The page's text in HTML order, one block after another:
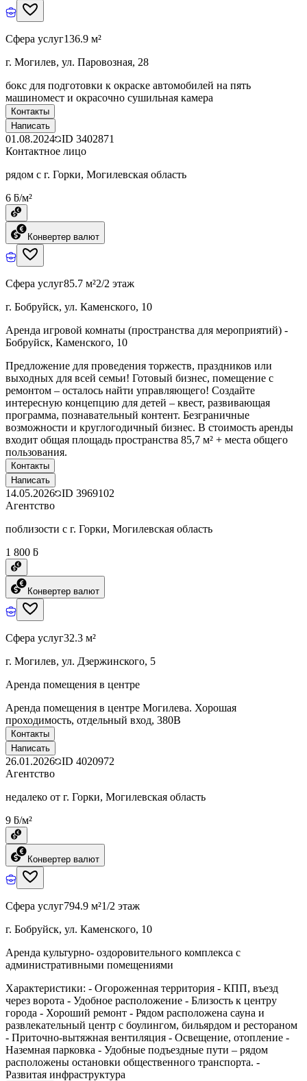
Сфера услуг136.9 м²
г. Могилев, ул. Паровозная, 28
бокс для подготовки к окраске автомобилей на пять
машиномест и окрасочно сушильная камера
Контакты
Написать
01.08.2024 ID 3402871
Контактное лицо
рядом с г. Горки, Могилевская область
6 ƃ/м²
Конвертер валют
Сфера услуг85.7 м²2/2 этаж
г. Бобруйск, ул. Каменского, 10
Аренда игровой комнаты (пространства для мероприятий) -
Бобруйск, Каменского, 10
Предложение для проведения торжеств, праздников или
выходных для всей семьи! Готовый бизнес, помещение с
ремонтом – осталось найти управляющего! Создайте
интересную концепцию для детей – квест, развивающая
программа, познавательный контент. Безграничные
возможности и круглогодичный бизнес. В стоимость аренды
входит общая площадь пространства 85,7 м² + места общего
пользования.
Контакты
Написать
14.05.2026 ID 3969102
Агентство
поблизости с г. Горки, Могилевская область
1 800 ƃ
Конвертер валют
Сфера услуг32.3 м²
г. Могилев, ул. Дзержинского, 5
Аренда помещения в центре
Аренда помещения в центре Могилева. Хорошая
проходимость, отдельный вход, 380В
Контакты
Написать
26.01.2026 ID 4020972
Агентство
недалеко от г. Горки, Могилевская область
9 ƃ/м²
Конвертер валют
Сфера услуг794.9 м²1/2 этаж
г. Бобруйск, ул. Каменского, 10
Аренда культурно- оздоровительного комплекса с
административными помещениями
Характеристики: - Огороженная территория - КПП, въезд
через ворота - Удобное расположение - Близость к центру
города - Хороший ремонт - Рядом расположена сауна и
развлекательный центр с боулингом, бильярдом и рестораном
- Приточно-вытяжная вентиляция - Освещение, отопление -
Наземная парковка - Удобные подъездные пути – рядом
расположены остановки общественного транспорта. -
Развитая инфраструктура